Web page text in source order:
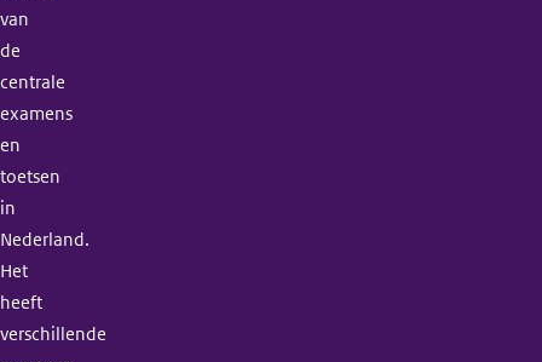
van
de
centrale
examens
en
toetsen
in
Nederland.
Het
heeft
verschillende